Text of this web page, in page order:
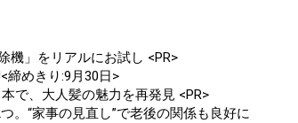
」をリアルにお試し <PR>
締めきり:9月30日>
で、大人髪の魅力を再発見 <PR>
。“家事の見直し”で老後の関係も良好に